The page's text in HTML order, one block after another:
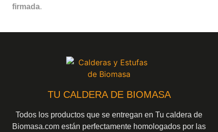
firmada.
TU CALDERA DE BIOMASA
Todos los productos que se entregan en Tu caldera de
Biomasa.com están perfectamente homologados por las